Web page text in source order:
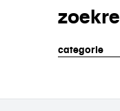
categorie